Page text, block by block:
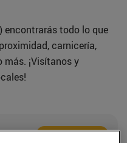
encontrarás todo lo que
carnicería,
¡Visítanos y
Cómo llegar